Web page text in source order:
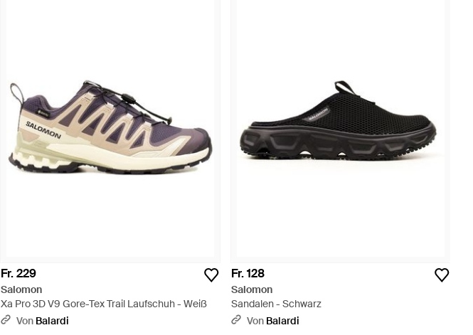
Fr. 229
Salomon
Xa Pro 3D V9 Gore-Tex Trail Laufschuh - Weiß
Von Balardi
Fr. 128
Salomon
Sandalen - Schwarz
Von Balardi